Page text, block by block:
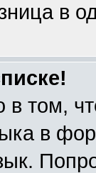
в
в том,
в